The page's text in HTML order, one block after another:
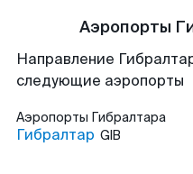
Аэропорты
Направление
следующие аэропорты
Аэропорты Гибралтара
Гибралтар GIB